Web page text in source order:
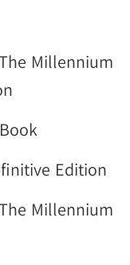
Millennium
Edition
Millennium